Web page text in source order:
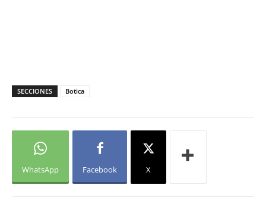
SECCIONES Botica
WhatsApp Facebook X